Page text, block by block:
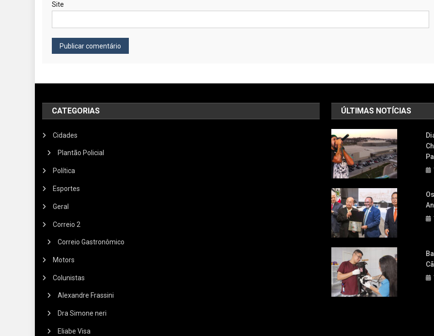
Site
CATEGORIAS
Cidades
Plantão Policial
Política
Esportes
Geral
Correio 2
Correio Gastronômico
Motors
Colunistas
Alexandre Frassini
Dra Simone neri
Eliabe Visa
ÚLTIMAS NOTÍCIAS